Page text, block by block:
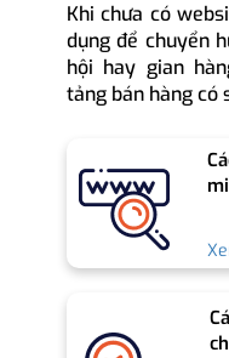
Khi chưa có
dụng để chuyển
hội hay gian
tảng bán hàng có